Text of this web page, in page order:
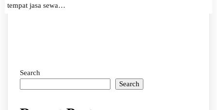
tempat jasa sewa…
Search
Search